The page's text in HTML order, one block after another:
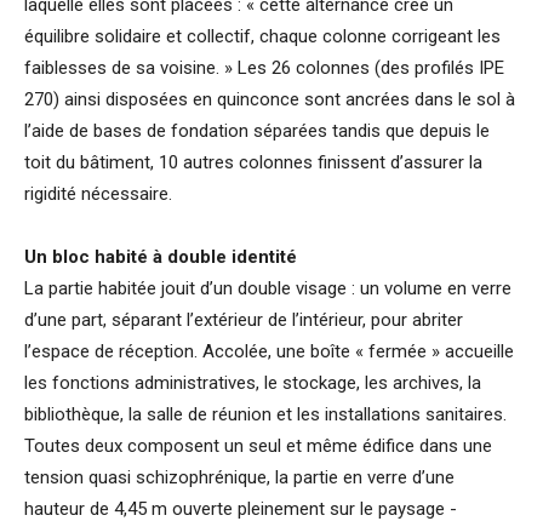
laquelle elles sont placées : « cette alternance crée un
équilibre solidaire et collectif, chaque colonne corrigeant les
faiblesses de sa voisine. » Les 26 colonnes (des profilés IPE
270) ainsi disposées en quinconce sont ancrées dans le sol à
l’aide de bases de fondation séparées tandis que depuis le
toit du bâtiment, 10 autres colonnes finissent d’assurer la
rigidité nécessaire.
Un bloc habité à double identité
La partie habitée jouit d’un double visage : un volume en verre
d’une part, séparant l’extérieur de l’intérieur, pour abriter
l’espace de réception. Accolée, une boîte « fermée » accueille
les fonctions administratives, le stockage, les archives, la
bibliothèque, la salle de réunion et les installations sanitaires.
Toutes deux composent un seul et même édifice dans une
tension quasi schizophrénique, la partie en verre d’une
hauteur de 4,45 m ouverte pleinement sur le paysage -